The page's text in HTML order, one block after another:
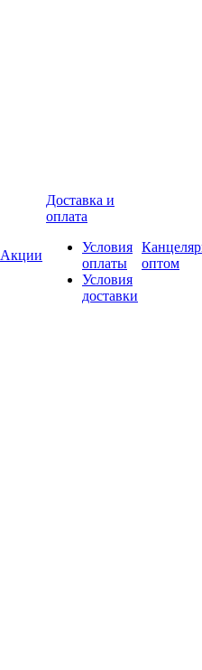
Акции
Доставка и
оплата
Условия
оплаты
Условия
доставки
оптом